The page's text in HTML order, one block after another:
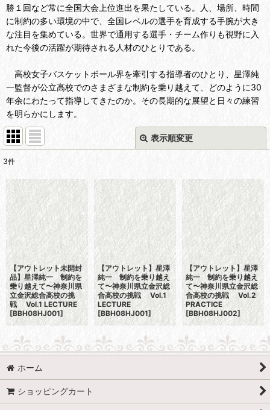
勝１回など常に全国大会上位進出を果たしている。人、場所、時間
に制約の多い環境の中で、全国レベルの選手を育成する手腕が大き
な注目を集めている。世界で通用する選手・チーム作りも視野に入
れた今後の活躍が期待される人材のひとりである。
高校女子バスケットボール界を牽引する指導者のひとり、星澤純
一監督が公立高校でのさまざまな制約を乗り越えて、どのように30
年余にわたって指導してきたのか。その長期的な展望と日々の練習
を明らかにします。
表示順変更
並び順 :
絞り込む
3件
【アウトレット未開封
品】星澤純一 制約を
乗り越えて〜神奈川県
立金沢総合高校の挑
戦 Vol.1 LECTURE
[BBH08HJ001]
【アウトレット】星澤
純一 制約を乗り越え
て〜神奈川県立金沢総
合高校の挑戦 Vol.1
LECTURE
[BBH08HJ001]
【アウトレット】星澤
純一 制約を乗り越え
て〜神奈川県立金沢総
合高校の挑戦 Vol.2
PRACTICE
[BBH08HJ002]
ホーム
ショッピングカート